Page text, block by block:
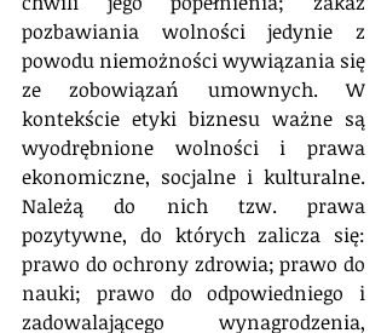
pozbawiania wolności jedynie z
powodu niemożności wywiązania się
ze zobowiązań umownych. W
kontekście etyki biznesu ważne są
wyodrębnione wolności i prawa
ekonomiczne, socjalne i kulturalne.
Należą do nich tzw. prawa
pozytywne, do których zalicza się:
prawo do ochrony zdrowia; prawo do
nauki; prawo do odpowiedniego i
zadowalającego wynagrodzenia,